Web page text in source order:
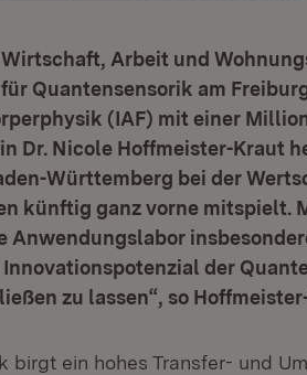
Arbeit und
Quantensensorik am
(IAF) mit einer
Dr. Nicole Hoffmeister-Kraut
Württemberg bei der
künftig ganz vorne mitspielt.
Anwendungslabor
Innovationspotenzial der
zu lassen“, so
birgt ein hohes Transfer- und